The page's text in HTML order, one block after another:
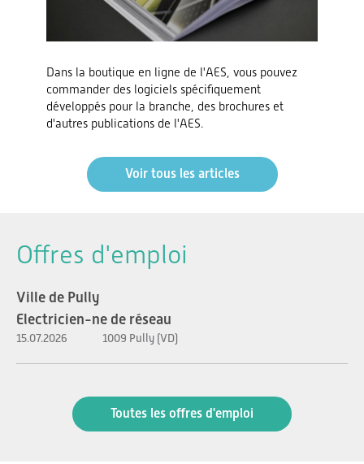
Dans la boutique en ligne de l'AES, vous pouvez
commander des logiciels spécifiquement
développés pour la branche, des brochures et
d'autres publications de l'AES.
Voir tous les articles
Offres d'emploi
Ville de Pully
Electricien-ne de réseau
15.07.2026 1009 Pully (VD)
Toutes les offres d'emploi